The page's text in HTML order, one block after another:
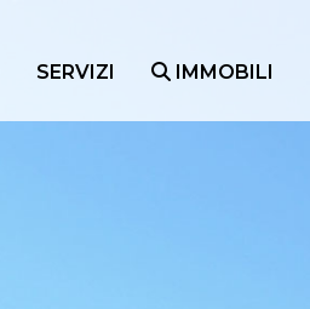
SERVIZI IMMOBILI